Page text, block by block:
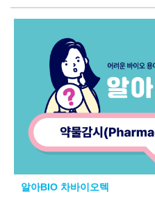
알아BIO 차바이오텍